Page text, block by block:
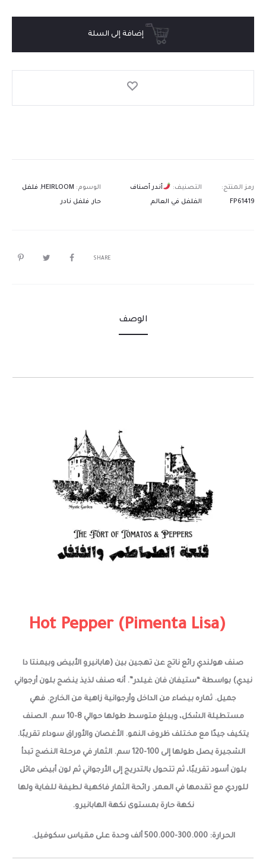
رمز المنتج:
FP61419
التصنيف:
أندر أصناف
الفلفل في العالم
الوسوم: HEIRLOOM
, فلفل
حار, فلفل نادر
SHARE
الوصف
صنف هولندي رائع ناتج عن تهجين بين (هابانيرو الأبيض وبيمنتا دا
نيدي)بواسطة “ستيفان فان غيلدر”.أنه صنف لذيذ ينضج بلون أرجواني
جميل. ثماره بيضاء من الداخل وأرجوانية زاهية من الخارج. فهي
مستطيلة الشكل، ويبلغ متوسط طولها حوالي 8-10 سم. الصنف
يتكيف جيدًا مع مختلف ظروف النمو. الأغصان والأوراق سوداء تقريبًا.
الشجيرة يصل طولها إلى 100-120 سم. الثمار في مرحلة النضج تبدأ
بلون أسود تقريبًا، ثم تتحول بالتدريج إلى الأرجواني ثم لون أبيض مائل
للوردي مع تقدمها في العمر. رائحة الثمار فاكهية لطيفة للغاية ولها
نكهة حارة بمستوى نكهة الهابانيرو.
الحرارة: 300.000-500.000 ألف وحدة على مقياس سكوفيل.